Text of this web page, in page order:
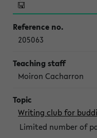
205063
Moiron Cacharron
Writing club for
Limited number of